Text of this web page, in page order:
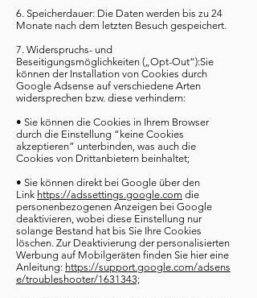
6. Speicherdauer: Die Daten werden bis zu 24
Monate nach dem letzten Besuch gespeichert.
7. Widerspruchs- und
Beseitigungsmöglichkeiten („Opt-Out“):Sie
können der Installation von Cookies durch
Google Adsense auf verschiedene Arten
widersprechen bzw. diese verhindern:
• Sie können die Cookies in Ihrem Browser
durch die Einstellung “keine Cookies
akzeptieren” unterbinden, was auch die
Cookies von Drittanbietern beinhaltet;
• Sie können direkt bei Google über den
Link https://adssettings.google.com die
personenbezogenen Anzeigen bei Google
deaktivieren, wobei diese Einstellung nur
solange Bestand hat bis Sie Ihre Cookies
löschen. Zur Deaktivierung der personalisierten
Werbung auf Mobilgeräten finden Sie hier eine
Anleitung: https://support.google.com/adsens
e/troubleshooter/1631343;